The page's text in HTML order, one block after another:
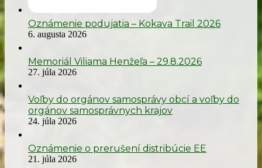
Oznámenie podujatia – Kokava Trail 2026
6. augusta 2026
Memoriál Viliama Henžeľa – 29.8.2026
27. júla 2026
Voľby do orgánov samosprávy obcí a voľby do
orgánov samosprávnych krajov
24. júla 2026
Oznámenie o prerušení distribúcie EE
21. júla 2026